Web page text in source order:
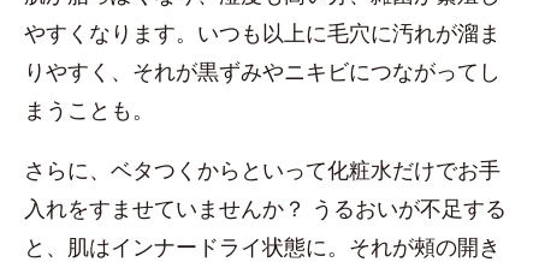
やすくなります。いつも以上に毛穴に汚れが溜ま
りやすく、それが黒ずみやニキビにつながってし
まうことも。
さらに、ベタつくからといって化粧水だけでお手
入れをすませていませんか？ うるおいが不足する
と、肌はインナードライ状態に。それが頰の開き